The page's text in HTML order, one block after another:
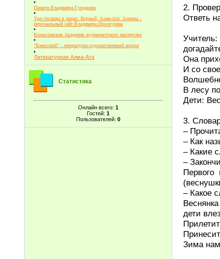
Памяти Владимира Гундарева
Три столицы в лицах: Верный, Алма-Ата, Алматы -
персональный сайт Владимира Проскурина
Казахстанская Академия журналистского мастерства
"Книголюб" - литературно-художественный портал
Литературная Алма-Ата
Статистика
Онлайн всего: 1
Гостей: 1
Пользователей: 0
2.
Ответь
Она
И со
В лесу
Дети:
3.
–
– Как
– Какие
–
– Какое
дети
Зима